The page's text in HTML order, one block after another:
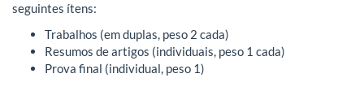
seguintes ítens:
Trabalhos (em duplas, peso 2 cada)
Resumos de artigos (individuais, peso 1 cada)
Prova final (individual, peso 1)